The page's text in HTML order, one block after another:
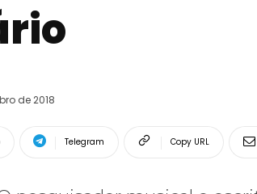
de 2018
Telegram Copy URL